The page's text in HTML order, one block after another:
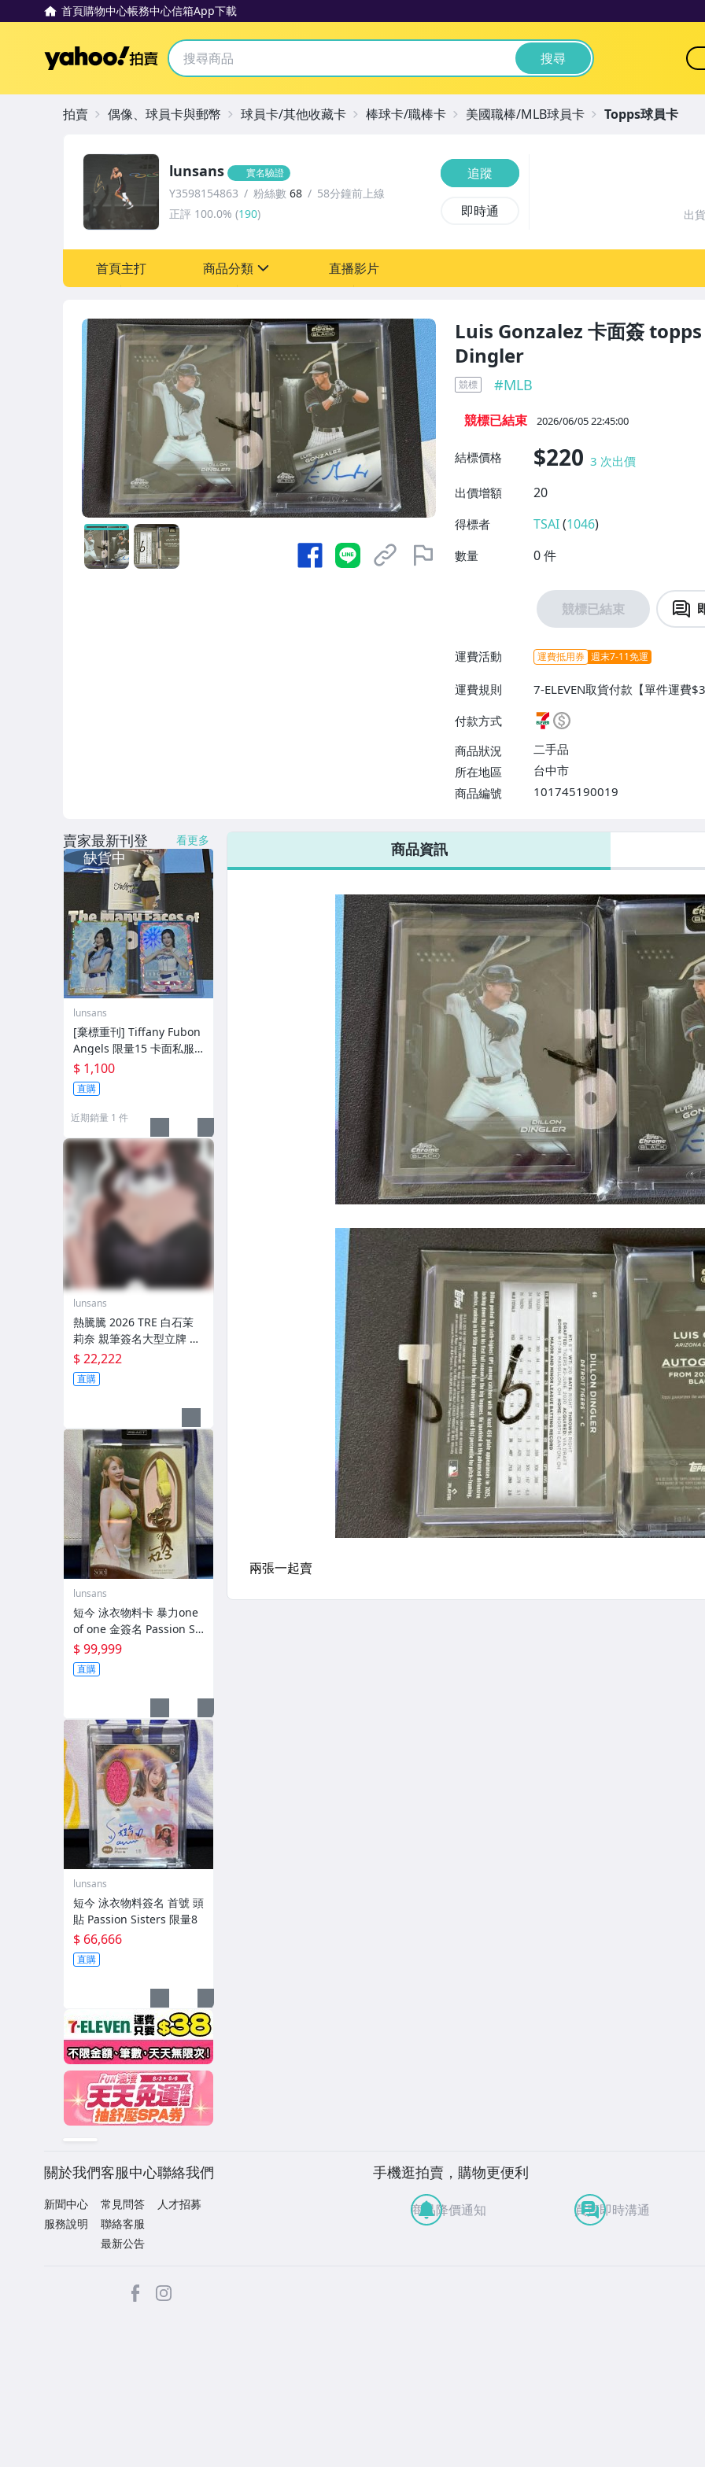
首頁購物中心帳務中心信箱App下載
Yahoo拍賣 搜尋
Luis Gonzalez 卡面簽
Dingler
競標 #MLB
競標已結束 2026/06/05 22:45:00
結標價格 $220 3 次出價
出價增額
20
得標者 TSAI (1046)
數量 0件
競標已結束
運費活動 運費抵用券 週末7-11免運
運費規則
7-ELEVEN取貨付款【單件運費
$38】
付款方式
商品狀況
二手品
所在地區
台中市
商品編號
101745190019
7-ELEVEN 運費只要38元
lunsans 實名驗證
Y3598154863 粉絲數 68
58分鐘前上線
正評 100.0% (190)
追蹤
即時通 出
首頁主打 商品分類
偶像、球員卡與郵幣
直播影片
拍賣 偶像、球員卡與郵幣 球員卡/其他收藏卡 棒球卡/職棒卡 美國職棒/MLB球員卡 Topps球員卡
商品資訊
賣家最新刊登 看更多
lunsans
[棄標重刊] Tiffany Fubon
Angels 限量15 卡面私服
簽名 ➕ 另外兩張限量卡
$ 1,100
直購
近期銷量 1 件
lunsans
熱騰騰 2026 TRE 白石茉
莉奈 親筆簽名大型立牌 兔
女郎 僅限台中面交 建議開
車自取 AV8D B賞
$ 22,222
直購
lunsans
短今 泳衣物料卡 暴力one
of one 金簽名 Passion Sis
ters 原封殼
$ 99,999
直購
lunsans
短今 泳衣物料簽名 首號 頭
貼 Passion Sisters 限量8
$ 66,666
直購
關於我們
新聞中心
服務說明
客服中心
常見問答
聯絡客服
最新公告
聯絡我們
人才招募
手機逛拍賣，購物更便利
商品降價通知 買賣即時溝通
facebook